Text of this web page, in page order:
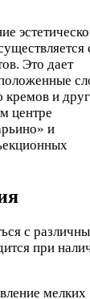
Это дает
и
центре
и
с
при
мелких